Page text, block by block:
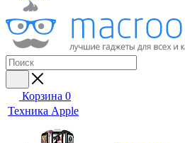
Корзина 0
Техника Apple